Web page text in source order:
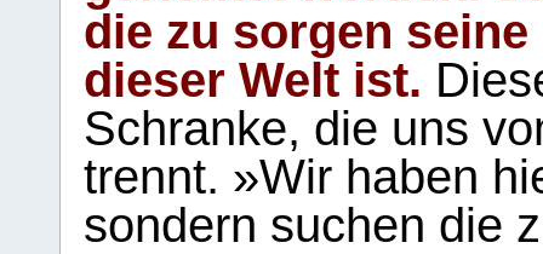
die zu sorgen
dieser Welt ist.
Schranke, die uns
trennt. »Wir haben
sondern suchen die